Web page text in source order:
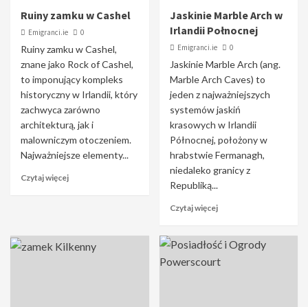
Ruiny zamku w Cashel
Emigranci.ie 0
Ruiny zamku w Cashel,
znane jako Rock of Cashel,
to imponujący kompleks
historyczny w Irlandii, który
zachwyca zarówno
architekturą, jak i
malowniczym otoczeniem.
Najważniejsze elementy...
Czytaj więcej
Jaskinie Marble Arch w
Irlandii Połnocnej
Emigranci.ie 0
Jaskinie Marble Arch (ang.
Marble Arch Caves) to
jeden z najważniejszych
systemów jaskiń
krasowych w Irlandii
Północnej, położony w
hrabstwie Fermanagh,
niedaleko granicy z
Republiką...
Czytaj więcej